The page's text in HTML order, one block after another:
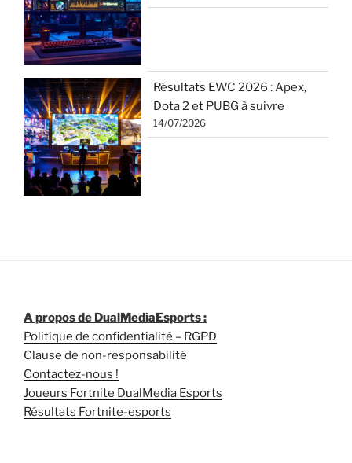
Résultats EWC 2026 : Apex,
Dota 2 et PUBG à suivre
14/07/2026
A propos de DualMediaEsports :
Politique de confidentialité – RGPD
Clause de non-responsabilité
Contactez-nous !
Joueurs Fortnite DualMedia Esports
Résultats Fortnite-esports